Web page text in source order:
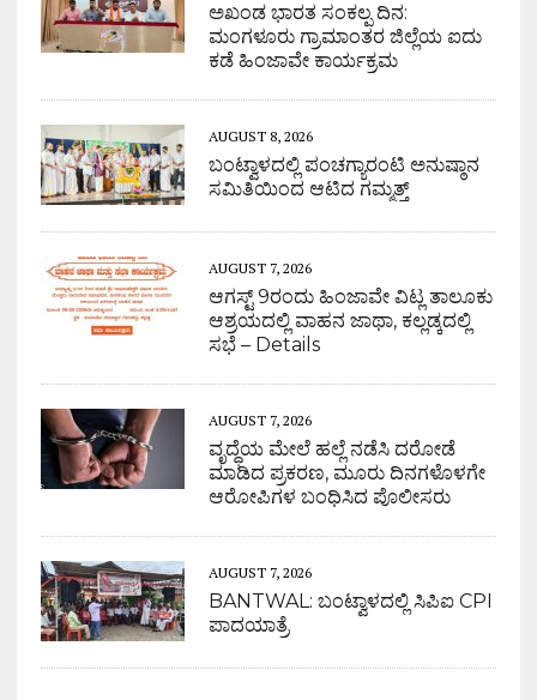
ಅಖಂಡ ಭಾರತ ಸಂಕಲ್ಪ ದಿನ:
ಮಂಗಳೂರು ಗ್ರಾಮಾಂತರ ಜಿಲ್ಲೆಯ ಐದು
ಕಡೆ ಹಿಂಜಾವೇ ಕಾರ್ಯಕ್ರಮ
AUGUST 8, 2026
ಬಂಟ್ವಾಳದಲ್ಲಿ ಪಂಚಗ್ಯಾರಂಟಿ ಅನುಷ್ಠಾನ
ಸಮಿತಿಯಿಂದ ಆಟಿದ ಗಮ್ಮತ್ತ್
AUGUST 7, 2026
ಆಗಸ್ಟ್ 9ರಂದು ಹಿಂಜಾವೇ ವಿಟ್ಲ ತಾಲೂಕು
ಆಶ್ರಯದಲ್ಲಿ ವಾಹನ ಜಾಥಾ, ಕಲ್ಲಡ್ಕದಲ್ಲಿ
ಸಭೆ – Details
AUGUST 7, 2026
ವೃದ್ಧೆಯ ಮೇಲೆ ಹಲ್ಲೆ ನಡೆಸಿ ದರೋಡೆ
ಮಾಡಿದ ಪ್ರಕರಣ, ಮೂರು ದಿನಗಳೊಳಗೇ
ಆರೋಪಿಗಳ ಬಂಧಿಸಿದ ಪೊಲೀಸರು
AUGUST 7, 2026
BANTWAL: ಬಂಟ್ವಾಳದಲ್ಲಿ ಸಿಪಿಐ CPI
ಪಾದಯಾತ್ರೆ